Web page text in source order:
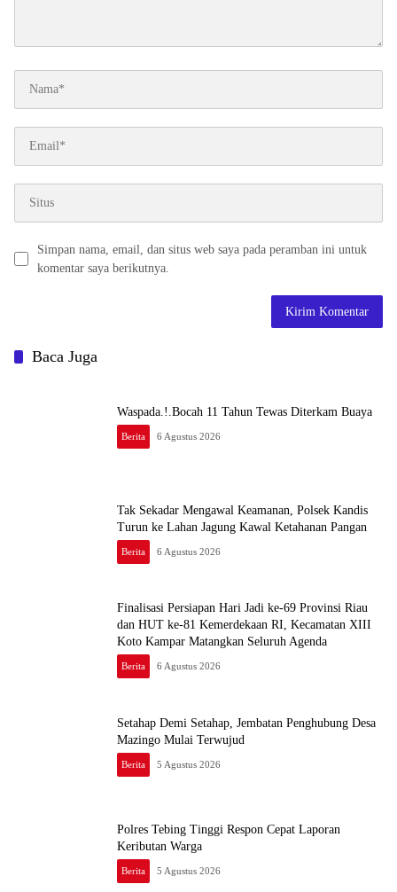
Simpan nama, email, dan situs web saya pada peramban ini untuk
komentar saya berikutnya.
Baca Juga
Waspada.!.Bocah 11 Tahun Tewas Diterkam Buaya
Berita 6 Agustus 2026
Tak Sekadar Mengawal Keamanan, Polsek Kandis
Turun ke Lahan Jagung Kawal Ketahanan Pangan
Berita 6 Agustus 2026
Finalisasi Persiapan Hari Jadi ke-69 Provinsi Riau
dan HUT ke-81 Kemerdekaan RI, Kecamatan XIII
Koto Kampar Matangkan Seluruh Agenda
Berita 6 Agustus 2026
Setahap Demi Setahap, Jembatan Penghubung Desa
Mazingo Mulai Terwujud
Berita 5 Agustus 2026
Polres Tebing Tinggi Respon Cepat Laporan
Keributan Warga
Berita 5 Agustus 2026